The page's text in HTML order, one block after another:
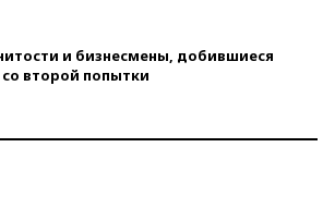
и бизнесмены, добившиеся
со второй попытки